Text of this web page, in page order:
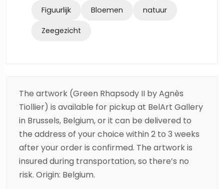
Figuurlijk Bloemen natuur
Zeegezicht
The artwork (Green Rhapsody II by Agnès
Tiollier) is available for pickup at BelArt Gallery
in Brussels, Belgium, or it can be delivered to
the address of your choice within 2 to 3 weeks
after your order is confirmed. The artwork is
insured during transportation, so there’s no
risk. Origin: Belgium.